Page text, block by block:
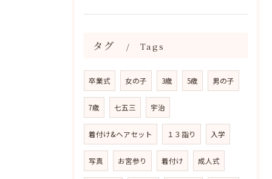
タグ Tags
卒業式 女の子 3歳 5歳 男の子
7歳 七五三 宇治
着付け&ヘアセット １３詣り 入学
写真 お宮参り 着付け 成人式